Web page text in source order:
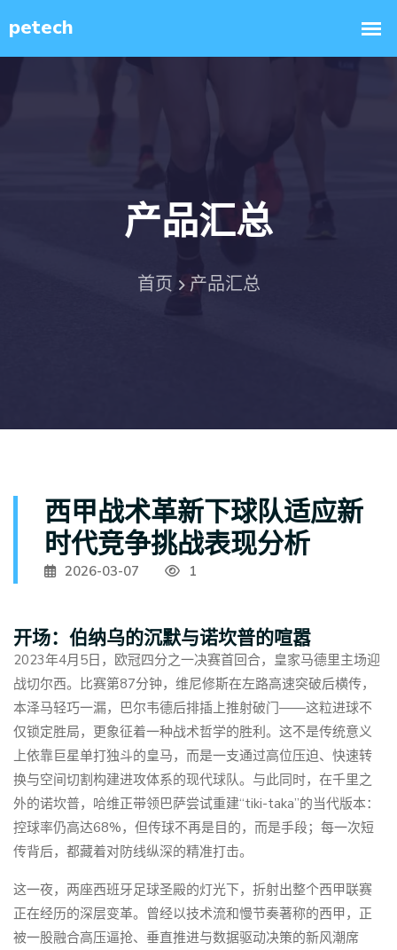
产品汇总
首页 产品汇总
西甲战术革新下球队适应新
时代竞争挑战表现分析
2026-03-07 1
开场：伯纳乌的沉默与诺坎普的喧嚣
2023年4月5日，欧冠四分之一决赛首回合，皇家马德里主场迎
战切尔西。比赛第87分钟，维尼修斯在左路高速突破后横传，
本泽马轻巧一漏，巴尔韦德后排插上推射破门——这粒进球不
仅锁定胜局，更象征着一种战术哲学的胜利。这不是传统意义
上依靠巨星单打独斗的皇马，而是一支通过高位压迫、快速转
换与空间切割构建进攻体系的现代球队。与此同时，在千里之
外的诺坎普，哈维正带领巴萨尝试重建“tiki-taka”的当代版本：
控球率仍高达68%，但传球不再是目的，而是手段；每一次短
传背后，都藏着对防线纵深的精准打击。
这一夜，两座西班牙足球圣殿的灯光下，折射出整个西甲联赛
正在经历的深层变革。曾经以技术流和慢节奏著称的西甲，正
被一股融合高压逼抢、垂直推进与数据驱动决策的新风潮席